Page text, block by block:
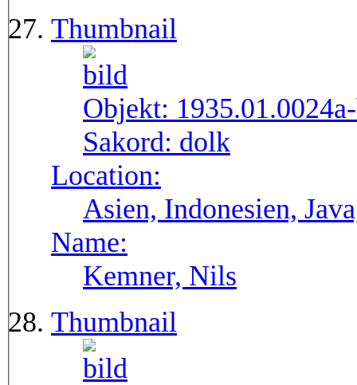
Thumbnail
Objekt:
Sakord: dolk
Location:
Asien, Indonesien,
Name:
Kemner, Nils
Thumbnail